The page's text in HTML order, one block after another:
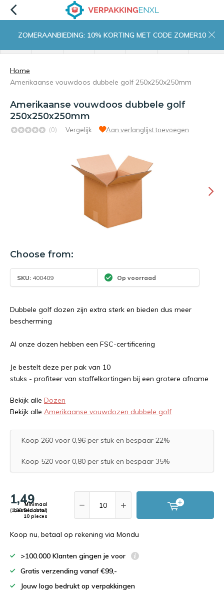
ZOMERAANBIEDING: 10% KORTING MET CODE ZOMER10
Home
Amerikaanse vouwdoos dubbele golf 250x250x250mm
Amerikaanse vouwdoos dubbele golf
250x250x250mm
(0) Vergelijk Aan verlanglijst toevoegen
Choose from:
SKU: 400409 Op voorraad
Dubbele golf dozen zijn extra sterk en bieden dus meer
bescherming
Al onze dozen hebben een FSC-certificering
Je bestelt deze per pak van 10
stuks - profiteer van staffelkortingen bij een grotere afname
Bekijk alle Dozen
Bekijk alle Amerikaanse vouwdozen dubbele golf
Koop 260 voor 0,96 per stuk en bespaar 22%
Koop 520 voor 0,80 per stuk en bespaar 35%
1,49
(1,23 Excl. btw)
Minimaal
bestelaantal:
10 pieces
Koop nu, betaal op rekening via Mondu
>100.000 Klanten gingen je voor
Gratis verzending vanaf €99,-
Jouw logo bedrukt op verpakkingen